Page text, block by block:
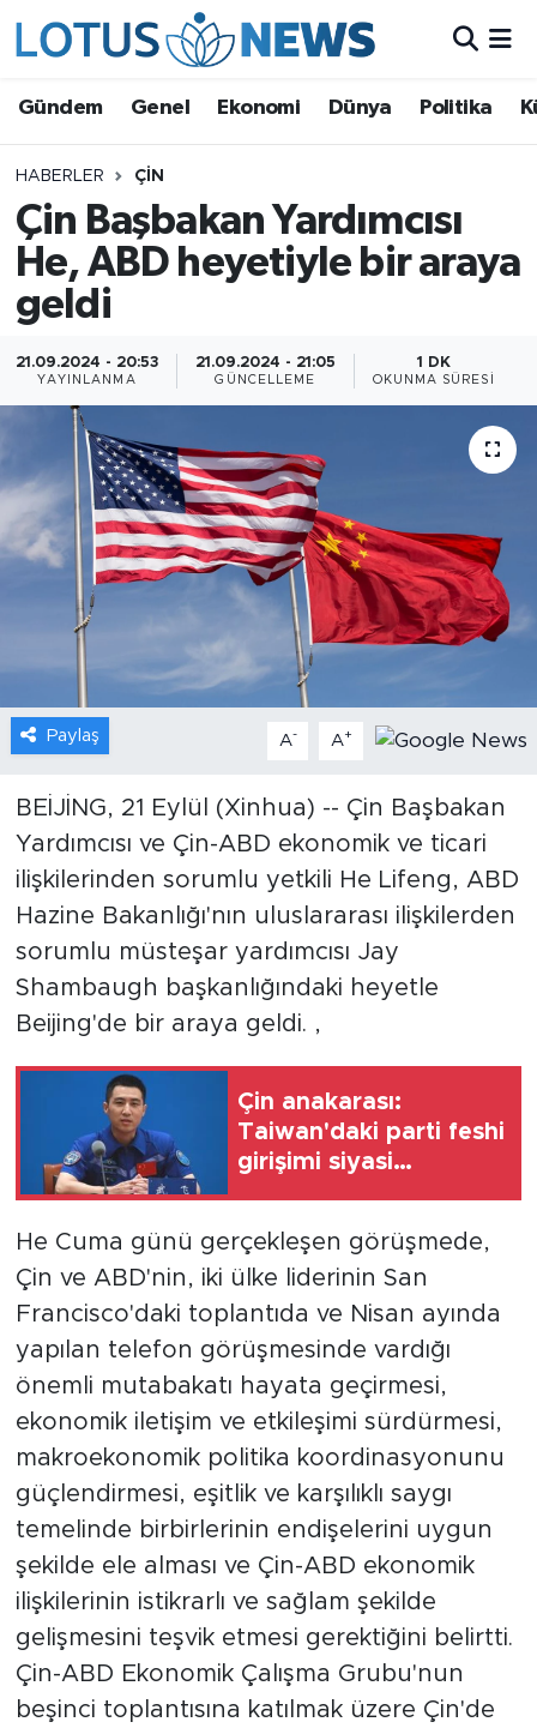
Gündem Genel Ekonomi Dünya Politika
HABERLER ÇIN
Çin Başbakan Yardımcısı
He, ABD heyetiyle bir araya
geldi
21.09.2024 - 20:53
YAYINLANMA
21.09.2024 - 21:05
GÜNCELLEME
1 DK
OKUNMA SÜRESI
Paylaş A- A+
BEİJİNG, 21 Eylül (Xinhua) -- Çin Başbakan
Yardımcısı ve Çin-ABD ekonomik ve ticari
ilişkilerinden sorumlu yetkili He Lifeng, ABD
Hazine Bakanlığı'nın uluslararası ilişkilerden
sorumlu müsteşar yardımcısı Jay
Shambaugh başkanlığındaki heyetle
Beijing'de bir araya geldi. ,
Çin anakarası:
Taiwan'daki parti feshi
girişimi siyasi
He Cuma günü gerçekleşen görüşmede,
Çin ve ABD'nin, iki ülke liderinin San
Francisco'daki toplantıda ve Nisan ayında
yapılan telefon görüşmesinde vardığı
önemli mutabakatı hayata geçirmesi,
ekonomik iletişim ve etkileşimi sürdürmesi,
makroekonomik politika koordinasyonunu
güçlendirmesi, eşitlik ve karşılıklı saygı
temelinde birbirlerinin endişelerini uygun
şekilde ele alması ve Çin-ABD ekonomik
ilişkilerinin istikrarlı ve sağlam şekilde
gelişmesini teşvik etmesi gerektiğini belirtti.
Çin-ABD Ekonomik Çalışma Grubu'nun
beşinci toplantısına katılmak üzere Çin'de
Ekonomi
Dünya
Politika
Bilim ve Teknoloji
Çin Fuarları
Gündem
Video
Xinhua
Xinhua Türkiye
Seyahat